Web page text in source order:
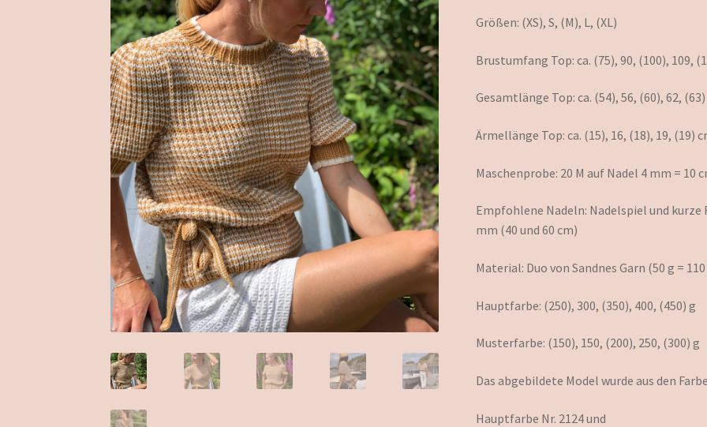
Größen: (XS), S, (M), L, (XL)
Brustumfang Top: ca. (75), 90, (100), 109,
Gesamtlänge Top: ca. (54), 56, (60), 62,
Ärmellänge Top: ca. (15), 16, (18), 19, (19)
Maschenprobe: 20 M auf Nadel 4 mm = 10
Empfohlene Nadeln: Nadelspiel und
mm (40 und 60 cm)
Material: Duo von Sandnes Garn (50 g =
Hauptfarbe: (250), 300, (350), 400, (450) g
Musterfarbe: (150), 150, (200), 250, (300) g
Das abgebildete Model wurde aus den
Hauptfarbe Nr. 2124 und